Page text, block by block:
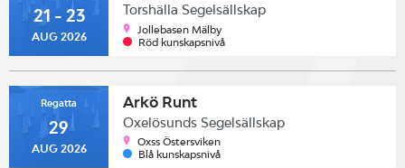
21 - 23
AUG 2026
Torshälla Segelsällskap
Jollebasen Mälby
Röd kunskapsnivå
Regatta
29
AUG 2026
Arkö Runt
Oxelösunds Segelsällskap
Oxss Östersviken
Blå kunskapsnivå